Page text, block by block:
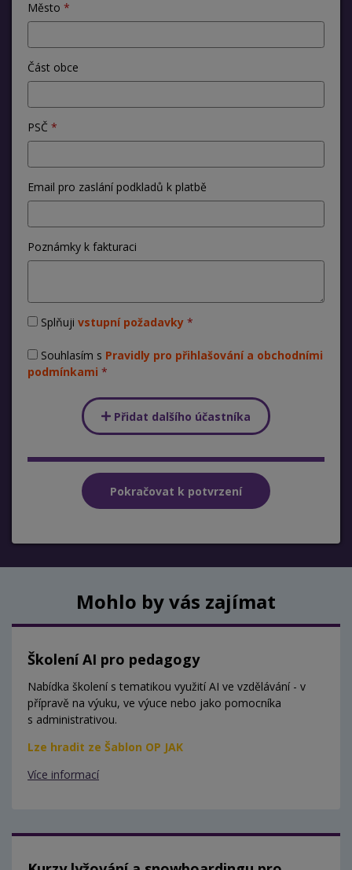
Město
Část obce
PSČ
Email pro zaslání podkladů k platbě
Poznámky k fakturaci
Splňuji vstupní požadavky
Souhlasím s Pravidly pro přihlašování a obchodními
podmínkami
Přidat dalšího účastníka
Mohlo by vás zajímat
Školení AI pro pedagogy
Nabídka školení s tematikou využití AI ve vzdělávání - v
přípravě na výuku, ve výuce nebo jako pomocníka
s administrativou.
Lze hradit ze Šablon OP JAK
Více informací